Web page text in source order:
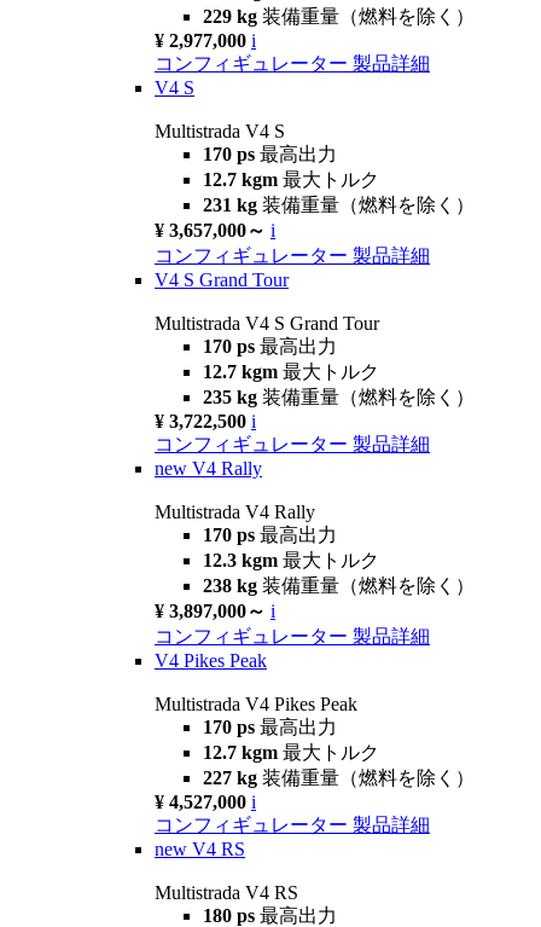
229 kg 装備重量（燃料を除く）
¥ 2,977,000 i
コンフィギュレーター 製品詳細
V4 S
Multistrada V4 S
170 ps 最高出力
12.7 kgm 最大トルク
231 kg 装備重量（燃料を除く）
¥ 3,657,000～ i
コンフィギュレーター 製品詳細
V4 S Grand Tour
Multistrada V4 S Grand Tour
170 ps 最高出力
12.7 kgm 最大トルク
235 kg 装備重量（燃料を除く）
¥ 3,722,500 i
コンフィギュレーター 製品詳細
new V4 Rally
Multistrada V4 Rally
170 ps 最高出力
12.3 kgm 最大トルク
238 kg 装備重量（燃料を除く）
¥ 3,897,000～ i
コンフィギュレーター 製品詳細
V4 Pikes Peak
Multistrada V4 Pikes Peak
170 ps 最高出力
12.7 kgm 最大トルク
227 kg 装備重量（燃料を除く）
¥ 4,527,000 i
コンフィギュレーター 製品詳細
new V4 RS
Multistrada V4 RS
180 ps 最高出力